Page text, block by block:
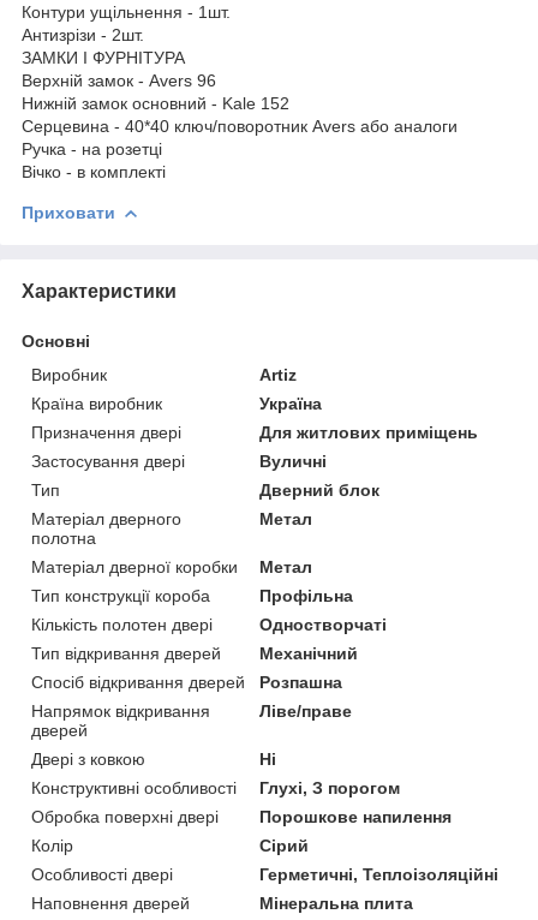
Контури ущільнення - 1шт.
Антизрізи - 2шт.
ЗАМКИ І ФУРНІТУРА
Верхній замок - Avers 96
Нижній замок основний - Kale 152
Серцевина - 40*40 ключ/поворотник Avers або аналоги
Ручка - на розетці
Вічко - в комплекті
Приховати
Характеристики
Основні
Виробник
Artiz
Країна виробник
Україна
Призначення двері
Для житлових приміщень
Застосування двері
Вуличні
Тип
Дверний блок
Матеріал дверного
полотна
Метал
Матеріал дверної коробки
Метал
Тип конструкції короба
Профільна
Кількість полотен двері
Одностворчаті
Тип відкривання дверей
Механічний
Спосіб відкривання дверей
Розпашна
Напрямок відкривання
дверей
Ліве/праве
Двері з ковкою
Ні
Конструктивні особливості
Глухі, З порогом
Обробка поверхні двері
Порошкове напилення
Колір
Сірий
Особливості двері
Герметичні, Теплоізоляційні
Наповнення дверей
Мінеральна плита